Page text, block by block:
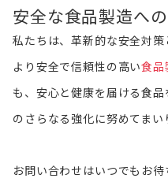
安全な食品製造へ
私たちは、革新的な安全対策
より安全で信頼性の高い食品
も、安心と健康を届ける食
のさらなる強化に努めてまい
お問い合わせはいつでもお